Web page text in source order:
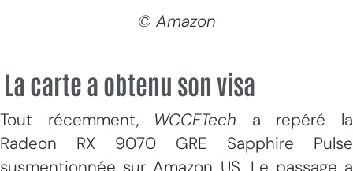
© Amazon
La carte a obtenu son visa
Tout récemment, WCCFTech a repéré la
Radeon RX 9070 GRE Sapphire Pulse
susmentionnée sur Amazon US. Le passage a